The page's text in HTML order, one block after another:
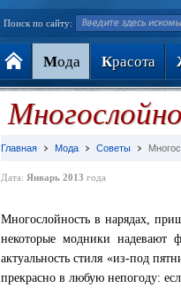
Поиск по сайту:
Мода Красота
Главная Мода Советы
Дата: Январь 2013 года
Многослойность в нарядах,
некоторые модники надевают
актуальность стиля «из-под
прекрасно в любую непогоду: